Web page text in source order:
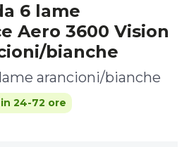
6 lame
Aero 3600 Vision
bianche
arancioni/bianche
24-72 ore